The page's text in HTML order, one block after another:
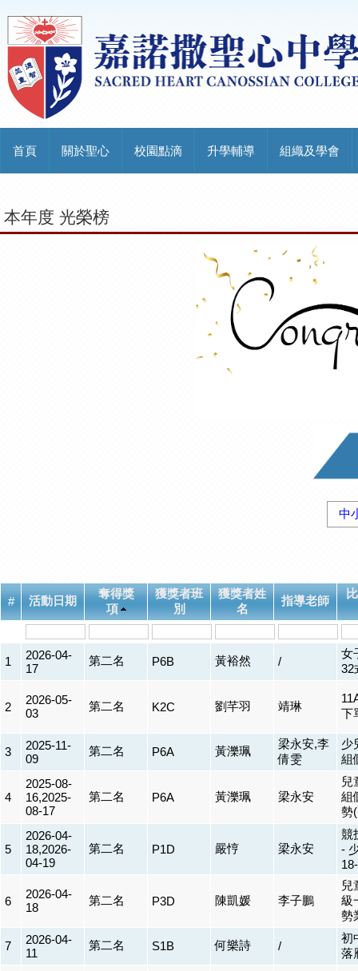
首頁 關於聖心 校園點滴 升學輔導 組織及學會
本年度 光榮榜
中
# 活動日期
奪得獎
項
獲獎者班
別
獲獎者姓
名
指導老師
1
2026-04-
17
第二名 P6B 黃裕然 /
女
32
2
2026-05-
03
第二名 K2C 劉芊羽 靖琳
下
3
2025-11-
09
第二名 P6A 黃濼珮
梁永安,李
倩雯
少
組
4
2025-08-
16,2025-
08-17
第二名 P6A 黃濼珮 梁永安
兒
組
勢
5
2026-04-
18,2026-
04-19
第二名 P1D 嚴悙 梁永安
競
-
6
2026-04-
18
第二名 P3D 陳凱媛 李子鵬
兒
級
勢
7
2026-04-
11
第二名 S1B 何樂詩 /
初
落